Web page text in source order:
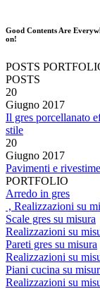
Good Contents Are
on!
POSTS
POSTS
20
Giugno 2017
Il gres porcellanato
stile
20
Giugno 2017
Pavimenti e
PORTFOLIO
Arredo in gres
, Realizzazioni su
Scale gres su misura
Realizzazioni su
Pareti gres su misura
Realizzazioni su
Piani cucina su
Realizzazioni su